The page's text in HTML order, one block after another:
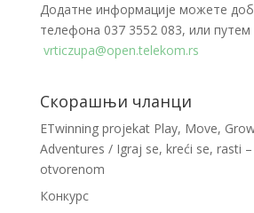
Додатне информације можете
телефона 037 3552 083, или
vrticzupa@open.telekom.rs
Скорашњи чланци
ETwinning projekat Play, Move,
Adventures / Igraj se, kreći se, rasti
otvorenom
Конкурс